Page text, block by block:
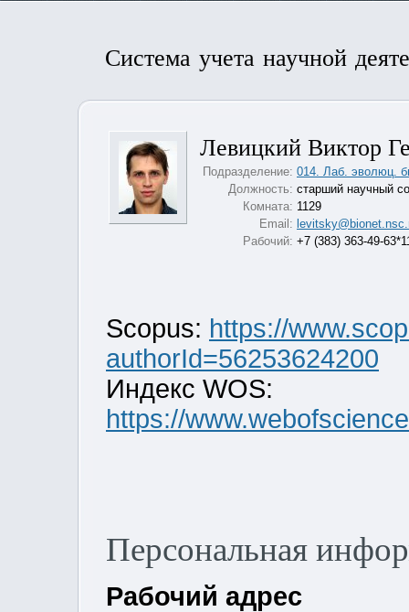
Система учета научной
Левицкий Виктор
Подразделение: 014. Лаб. эволюц.
Должность: старший научный
Комната: 1129
Email:
Рабочий: +7 (383) 363-49-
Scopus: https://
authorId=56253624200
Индекс WOS:
https://
Персональная
Рабочий адрес